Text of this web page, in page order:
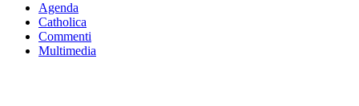
Agenda
Catholica
Commenti
Multimedia